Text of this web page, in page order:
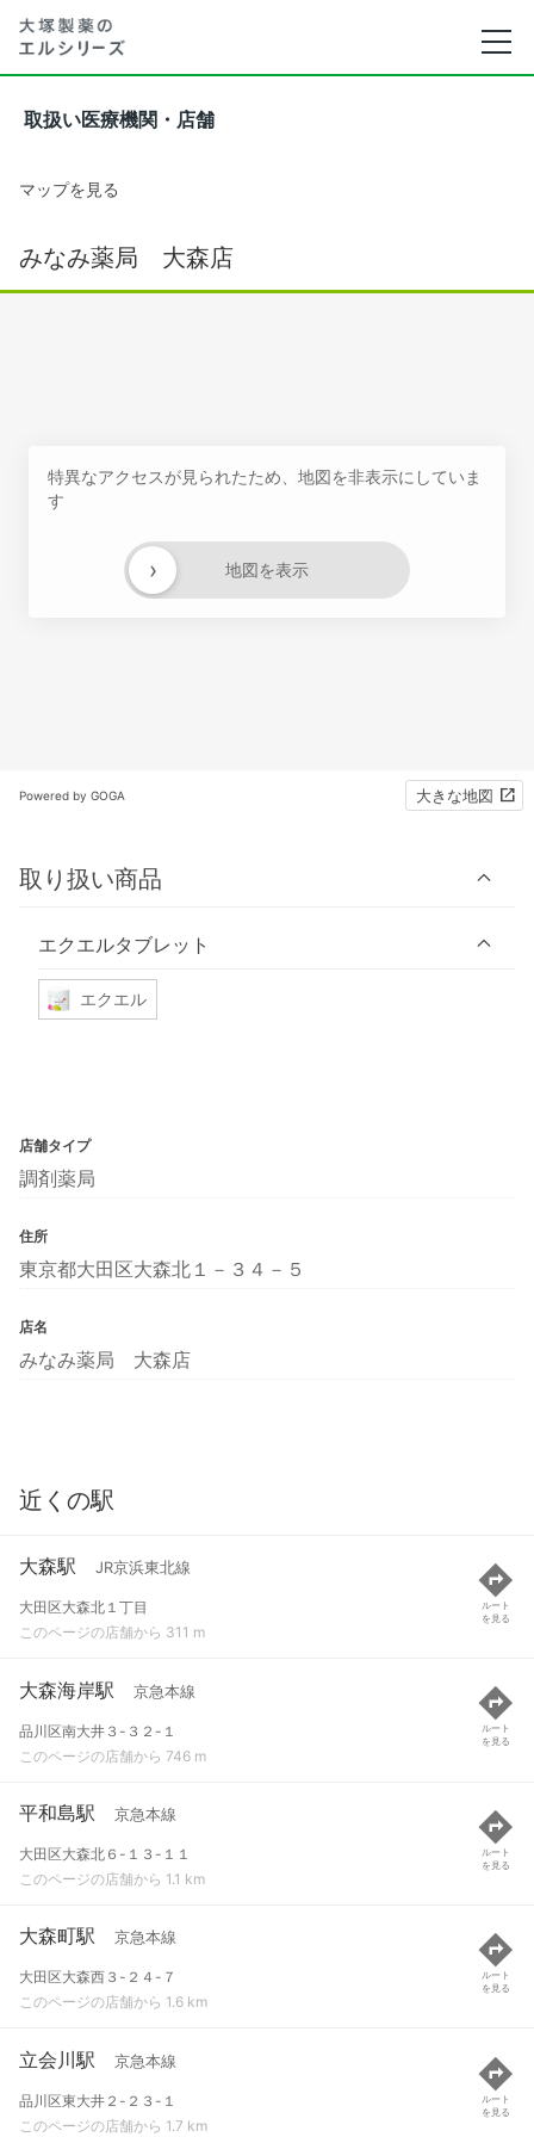
取扱い医療機関・店舗
マップを見る
みなみ薬局 大森店
特異なアクセスが見られたため、地図を非表示にしていま
す
地図を表示
›
Powered by GOGA 大きな地図
取り扱い商品
エクエルタブレット
エクエル
店舗タイプ
調剤薬局
住所
東京都大田区大森北１－３４－５
店名
みなみ薬局 大森店
近くの駅
大森駅 JR京浜東北線
大田区大森北１丁目
このページの店舗から 311 m
ルート
を見る
大森海岸駅 京急本線
品川区南大井３-３２-１
このページの店舗から 746 m
ルート
を見る
平和島駅 京急本線
大田区大森北６-１３-１１
このページの店舗から 1.1 km
ルート
を見る
大森町駅 京急本線
大田区大森西３-２４-７
このページの店舗から 1.6 km
ルート
を見る
立会川駅 京急本線
品川区東大井２-２３-１
このページの店舗から 1.7 km
ルート
を見る